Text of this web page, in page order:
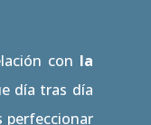
con la
día tras día
perfeccionar